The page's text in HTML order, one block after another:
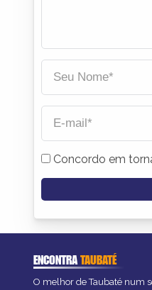
Concordo em
ENCONTRATAUBATÉ
O melhor de Taubaté num